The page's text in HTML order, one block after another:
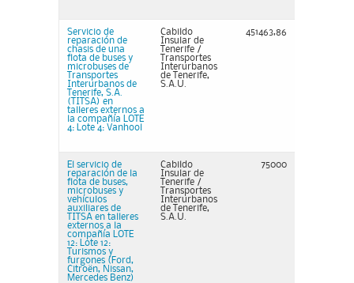
Servicio de
reparación de
chasis de una
flota de buses y
microbuses de
Transportes
Interurbanos de
Tenerife, S.A.
(TITSA) en
talleres externos a
la compañía LOTE
4: Lote 4: Vanhool
Cabildo
Insular de
Tenerife /
Transportes
Interurbanos
de Tenerife,
S.A.U.
451463,86
El servicio de
reparación de la
flota de buses,
microbuses y
vehículos
auxiliares de
TITSA en talleres
externos a la
compañía LOTE
12: Lote 12:
Turismos y
furgones (Ford,
Citroën, Nissan,
Mercedes Benz)
Cabildo
Insular de
Tenerife /
Transportes
Interurbanos
de Tenerife,
S.A.U.
75000